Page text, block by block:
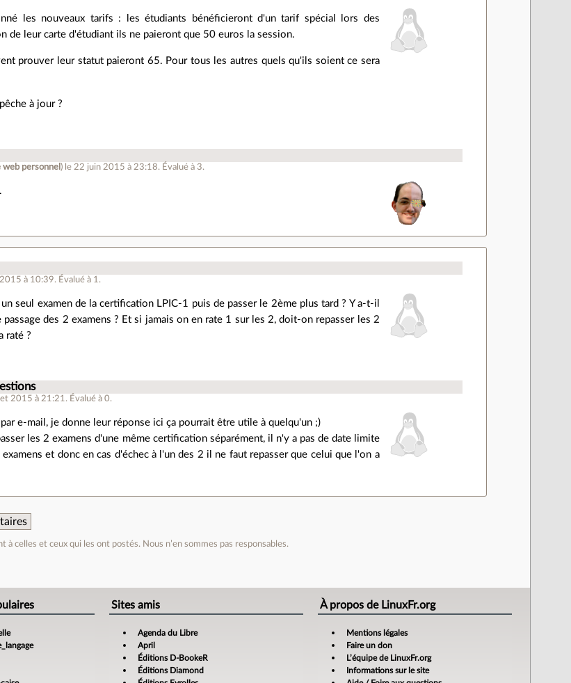
les nouveaux tarifs : les étudiants bénéficieront d'un tarif spécial lors des
de leur carte d'étudiant ils ne paieront que 50 euros la session.
prouver leur statut paieront 65. Pour tous les autres quels qu'ils soient ce sera
à jour ?
web personnel ) le 22 juin 2015 à 23:18. Évalué à 3.
à 10:39. Évalué à 1 .
seul examen de la certification LPIC-1 puis de passer le 2ème plus tard ? Y a-t-il
des 2 examens ? Et si jamais on en rate 1 sur les 2, doit-on repasser les 2
raté ?
2015 à 21:21 . Évalué à0.
par e-mail, je donne leur réponse ici ça pourrait être utile à quelqu'un ;)
les 2 examens d'une même certification séparément, il n'y a pas de date limite
et donc en cas d'échec à l'un des 2 il ne faut repasser que celui que l'on a
à celles et ceux qui les ont postés. Nous n’en sommes pas responsables.
Sites amis
Agenda du Libre
April
Éditions D-BookeR
Éditions Diamond
À propos de LinuxFr.org
Mentions légales
Faire un don
L’équipe de LinuxFr.org
Informations sur le site